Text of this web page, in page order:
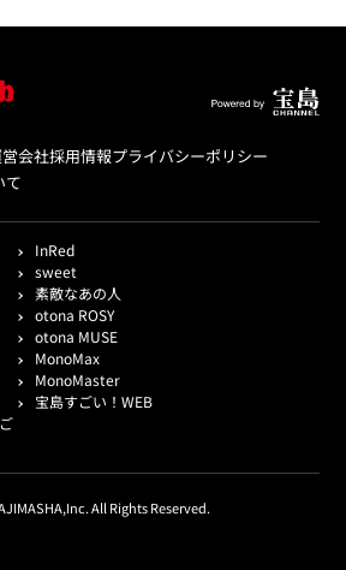
会社採用情報プライバシーポリシー
て
InRed
sweet
素敵なあの人
otona ROSY
otona MUSE
MonoMax
MonoMaster
宝島すごい！WEB
All Rights Reserved.